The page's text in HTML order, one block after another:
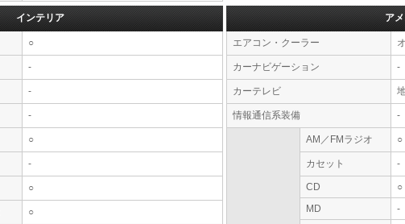
インテリア
○
-
-
-
○
-
○
○
ア
エアコン・クーラー
カーナビゲーション -
カーテレビ
情報通信系装備 -
AM／FMラジオ ○
カセット -
CD
○
MD
-